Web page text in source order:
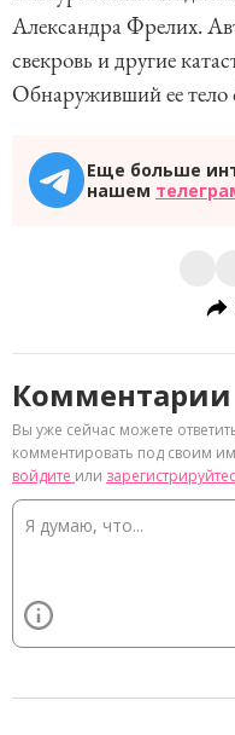
Александра Фрелих.
свекровь и другие
Обнаруживший ее
Еще больше
нашем
Комментарии
Вы уже сейчас можете
комментировать под своим
войдите или